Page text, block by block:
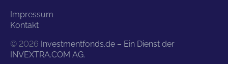
© 2026 Investmentfonds.de – Ein Dienst der
INVEXTRA.COM AG.
Impressum
Kontakt